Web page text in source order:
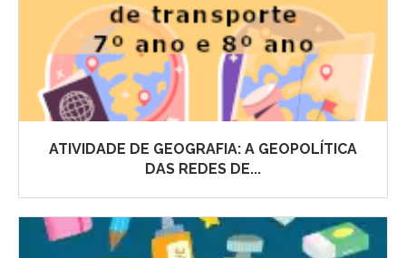
ATIVIDADE DE GEOGRAFIA: A GEOPOLÍTICA
DAS REDES DE...